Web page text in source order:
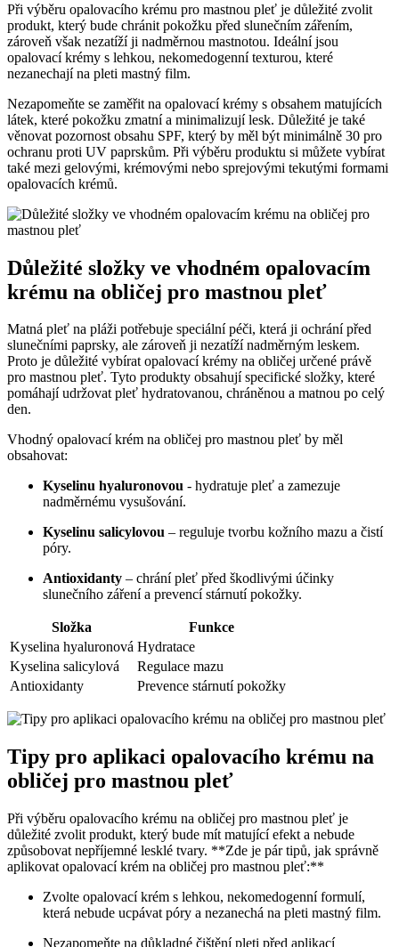
Při ⁤výběru⁤ opalovacího krému pro⁢ mastnou⁤ pleť je důležité zvolit
produkt, který bude chránit pokožku před⁢ slunečním zářením,‌
zároveň však nezatíží ji nadměrnou⁤ mastnotou. ‌Ideální ​jsou⁤
opalovací krémy s lehkou, nekomedogenní texturou,⁢ které
nezanechají na ​pleti mastný film.
Nezapomeňte se zaměřit na opalovací ⁣krémy ⁣s obsahem matujících
‍látek,⁤ které pokožku zmatní⁣ a minimalizují ​lesk. Důležité je ‌také
věnovat pozornost obsahu SPF, který by ⁣měl být⁤ minimálně 30 pro
ochranu proti UV paprskům.⁢ Při výběru produktu si můžete vybírat
také ​mezi gelovými, ⁢krémovými nebo sprejovými⁢ tekutými formami
opalovacích krémů.
Důležité složky ve vhodném‍ opalovacím⁢
krému na obličej pro mastnou pleť
Matná pleť ⁤na⁤ pláži potřebuje speciální péči, ‍která ji‍ ochrání před
⁢slunečními paprsky, ale zároveň ji ⁣nezatíží nadměrným leskem.
⁤Proto je důležité​ vybírat opalovací krémy na ⁤obličej určené právě
pro mastnou pleť.‍ Tyto produkty‍ obsahují specifické složky, které
pomáhají udržovat pleť hydratovanou, chráněnou a matnou po celý
den.
Vhodný opalovací krém​ na⁤ obličej pro mastnou pleť by měl
obsahovat:
Kyselinu hyaluronovou ‍- hydratuje pleť a zamezuje
nadměrnému vysušování.
Kyselinu salicylovou – reguluje tvorbu kožního mazu a čistí
póry.
Antioxidanty – chrání‌ pleť před škodlivými účinky
slunečního záření ‌a prevencí stárnutí ‍pokožky.
Složka
Funkce
Kyselina ‍hyaluronová Hydratace
Kyselina‍ salicylová
Regulace mazu
Antioxidanty
Prevence stárnutí pokožky
Tipy pro ​aplikaci opalovacího krému na
⁣obličej⁤ pro mastnou pleť
Při výběru opalovacího ‍krému ​na obličej pro mastnou pleť ⁤je
⁢důležité zvolit produkt, ⁣který bude ‌mít matující efekt a nebude
způsobovat nepříjemné lesklé tvary. **Zde je ‌pár tipů, jak‌ správně
‌aplikovat opalovací krém na obličej pro mastnou pleť:**
Zvolte opalovací krém s lehkou, nekomedogenní formulí,‍
která nebude ucpávat póry a nezanechá na‌ pleti mastný⁣ film.
Nezapomeňte‍ na důkladné čištění ‌pleti ⁤před aplikací